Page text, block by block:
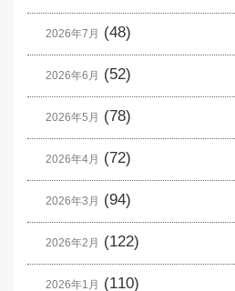
2026年7月 (48)
2026年6月 (52)
2026年5月 (78)
2026年4月 (72)
2026年3月 (94)
2026年2月 (122)
2026年1月 (110)